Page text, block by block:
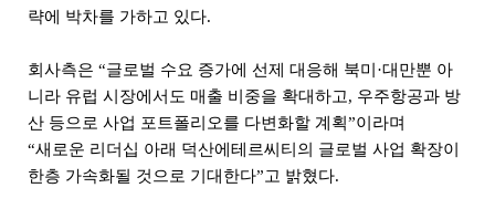
략에 박차를 가하고 있다.
회사측은 “글로벌 수요 증가에 선제 대응해 북미·대만뿐 아
니라 유럽 시장에서도 매출 비중을 확대하고, 우주항공과 방
산 등으로 사업 포트폴리오를 다변화할 계획”이라며
“새로운 리더십 아래 덕산에테르씨티의 글로벌 사업 확장이
한층 가속화될 것으로 기대한다”고 밝혔다.